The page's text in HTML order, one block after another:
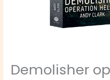
Demolisher